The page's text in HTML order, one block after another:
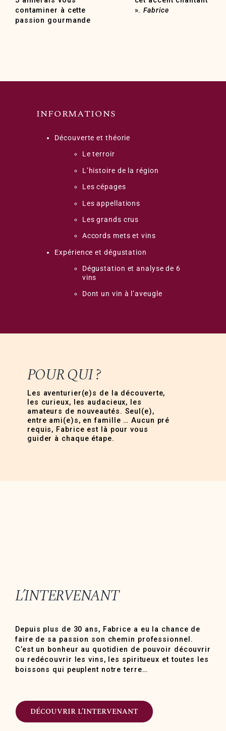
contaminer à cette
passion gourmande
».Fabrice
INFORMATIONS
Découverte et théorie
Le terroir
L’histoire de la région
Les cépages
Les appellations
Les grands crus
Accords mets et vins
Expérience et dégustation
Dégustation et analyse de 6
vins
Dont un vin à l’aveugle
POUR QUI ?
Les aventurier(e)s de la découverte,
les curieux, les audacieux, les
amateurs de nouveautés. Seul(e),
entre ami(e)s, en famille … Aucun pré
requis, Fabrice est là pour vous
guider à chaque étape.
L’INTERVENANT
Depuis plus de 30 ans, Fabrice a eu la chance de
faire de sa passion son chemin professionnel.
C’est un bonheur au quotidien de pouvoir découvrir
ou redécouvrir les vins, les spiritueux et toutes les
boissons qui peuplent notre terre…
DÉCOUVRIR L’INTERVENANT